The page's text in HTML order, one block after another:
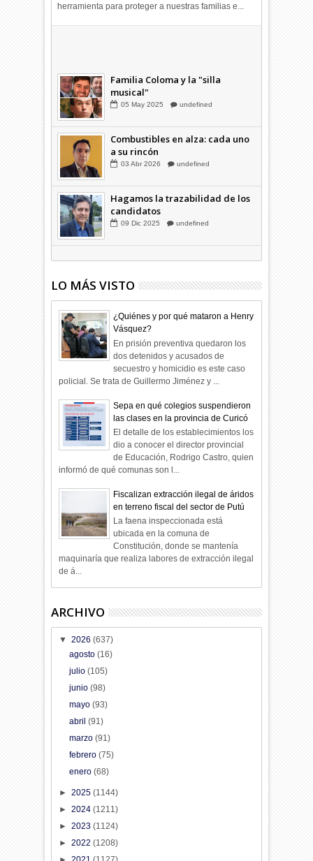
herramienta para proteger a nuestras familias e...
Familia Coloma y la "silla
musical"
Combustibles en alza: cada uno
a su rincón
Hagamos la trazabilidad de los
candidatos
LO MÁS VISTO
¿Quiénes y por qué mataron a Henry
Vásquez?
En prisión preventiva quedaron los
dos detenidos y acusados de
secuestro y homicidio es este caso
policial. Se trata de Guillermo Jiménez y ...
Sepa en qué colegios suspendieron
las clases en la provincia de Curicó
El detalle de los establecimientos los
dio a conocer el director provincial
de Educación, Rodrigo Castro, quien
informó de qué comunas son l...
Fiscalizan extracción ilegal de áridos
en terreno fiscal del sector de Putú
La faena inspeccionada está
ubicada en la comuna de
Constitución, donde se mantenía
maquinaría que realiza labores de extracción ilegal
de á...
ARCHIVO
▼2026(637)
agosto (16)
julio (105)
junio (98)
mayo (93)
abril (91)
marzo (91)
febrero (75)
enero (68)
►2025(1144)
►2024(1211)
►2023(1124)
►2022(1208)